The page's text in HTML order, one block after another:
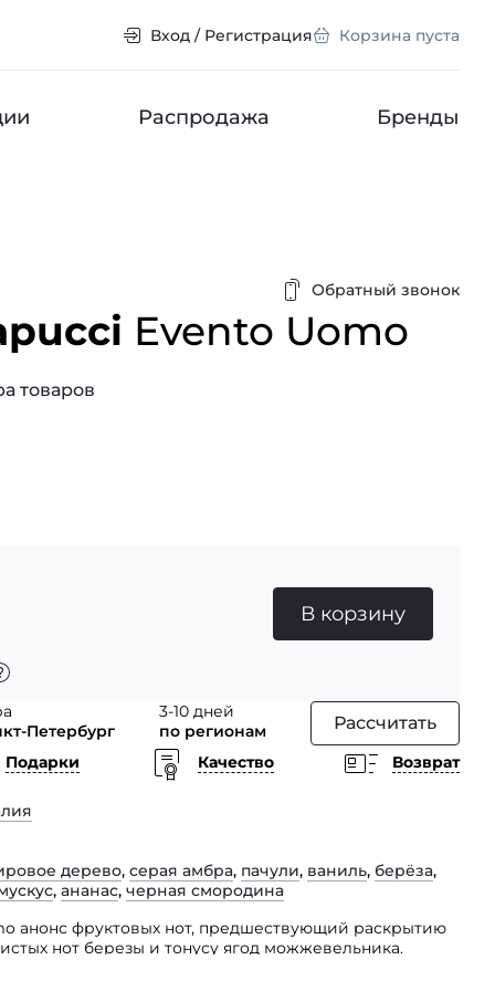
Вход / Регистрация Корзина пуста
Распродажа Бренды
Обратный звонок
Evento Uomo
товаров
В корзину
Петербург
3-10 дней
по регионам
Рассчитать
Подарки Качество
Возврат
дерево, серая амбра, пачули, ваниль, берёза,
, ананас, черная смородина
анонс фруктовых нот, предшествующий раскрытию
нот березы и тонусу ягод можжевельника.